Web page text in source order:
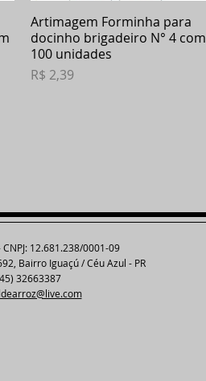
Visualização rápida
Artimagem Forminha para
docinho brigadeiro N° 4 com
100 unidades
Preço
R$ 2,39
CNPJ: 12.681.238/0001-09
Bairro Iguaçú / Céu Azul - PR
32663387